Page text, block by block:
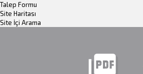
Talep Formu
Site Haritası
Site İçi Arama
picture_as_pdf